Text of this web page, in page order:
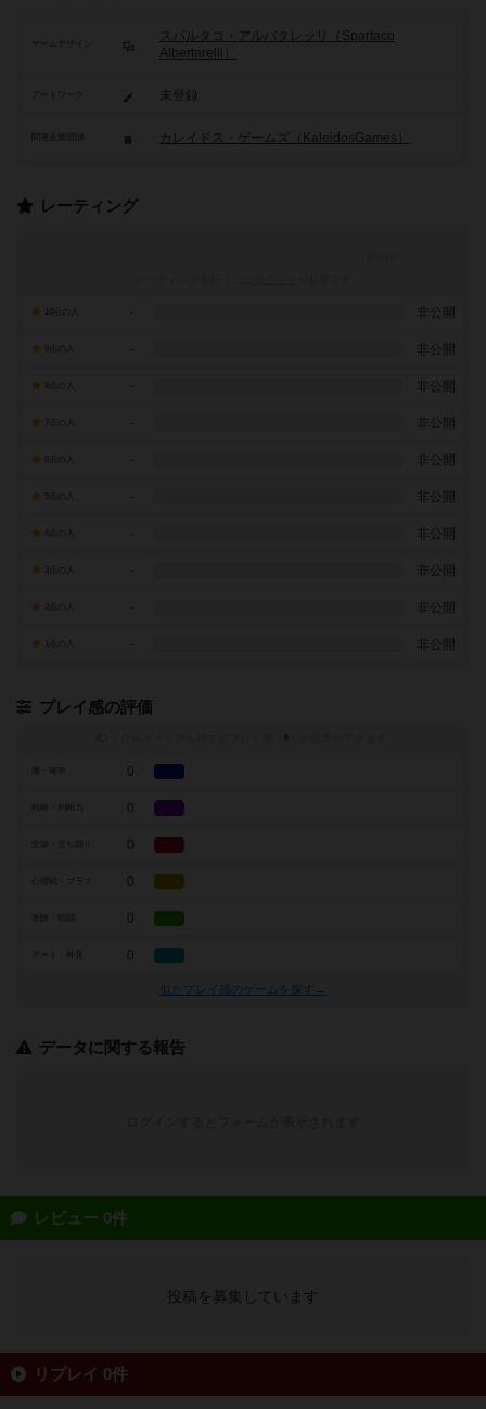
ゲームデザイン
スパルタコ・アルバタレッリ（Spartaco
Albertarelli）
アートワーク 未登録
カレイドス・ゲームズ（KaleidosGames）
レーティング
- 非公開
- 非公開
- 非公開
7点の人 - 非公開
- 非公開
- 非公開
- 非公開
- 非公開
- 非公開
- 非公開
プレイ感の評価
※
0
戦略・判断力 0
0
0
0
アート・外見 0
似たプレイ感のゲームを探す→
データに関する報告
レビュー 0件
投稿を募集しています
リプレイ 0件